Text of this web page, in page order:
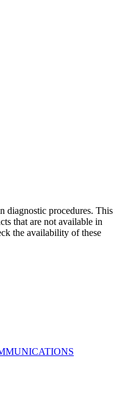
diagnostic procedures. This
that are not available in
the availability of these